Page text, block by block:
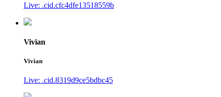
Live: .cid.cfc4dfe13518559b
Vivian
Vivian
Live: .cid.8319d9ce5bdbc45